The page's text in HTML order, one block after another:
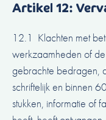
Artikel 12:
12.1 Klachten met
werkzaamheden of
gebrachte bedragen,
schriftelijk en binnen
stukken, informatie of